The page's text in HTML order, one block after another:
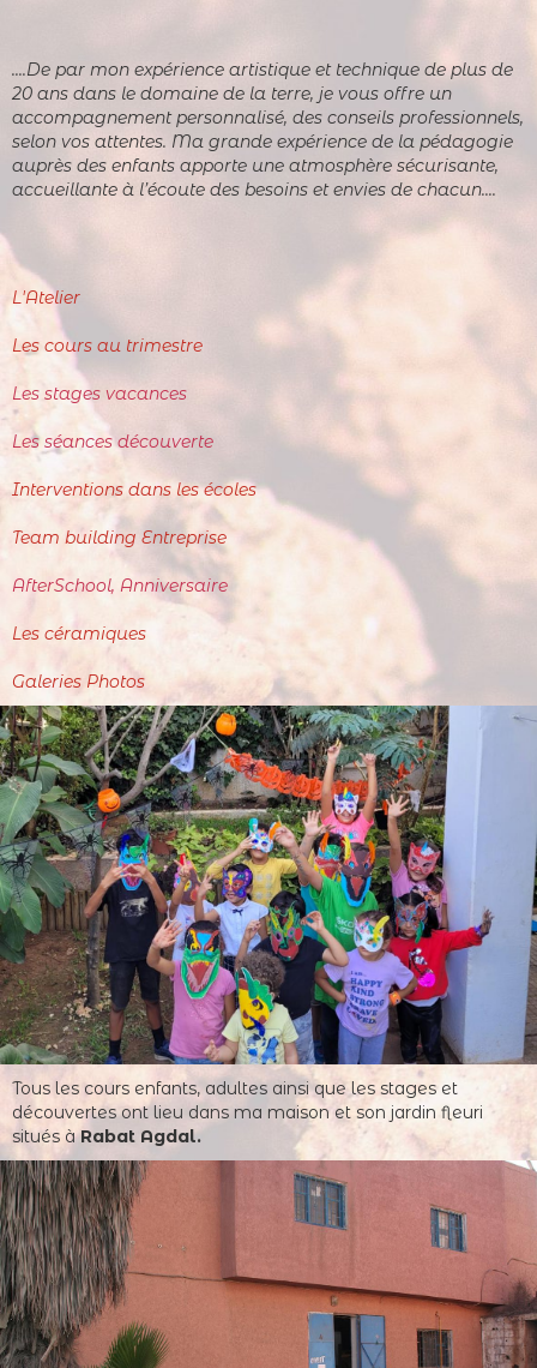
....De par mon expérience artistique et technique de plus de
20 ans dans le domaine de la terre, je vous offre un
accompagnement personnalisé, des conseils professionnels,
selon vos attentes. Ma grande expérience de la pédagogie
auprès des enfants apporte une atmosphère sécurisante,
accueillante à l’écoute des besoins et envies de chacun....
L'Atelier
Les cours au trimestre
Les stages vacances
Les séances découverte
Interventions dans les écoles
Team building Entreprise
AfterSchool, Anniversaire
Les céramiques
Galeries Photos
Tous les cours enfants, adultes ainsi que les stages et
découvertes ont lieu dans ma maison et son jardin fleuri
situés àRabat Agdal.